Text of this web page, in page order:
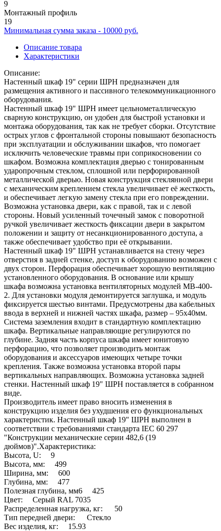
9
Монтажный профиль
19
Минимальная сумма заказа - 10000 руб.
Описание товара
Характеристики
Описание:
Настенный шкаф 19" серии ШРН предназначен для
размещения активного и пассивного телекоммуникационного
оборудования.
Настенный шкаф 19" ШРН имеет цельнометаллическую
сварную конструкцию, он удобен для быстрой установки и
монтажа оборудования, так как не требует сборки. Отсутствие
острых углов с фронтальной стороны повышают безопасность
при эксплуатации и обслуживании шкафов, что помогает
исключить человеческие травмы при соприкосновении со
шкафом. Возможна комплектация дверью с тонированным
ударопрочным стеклом, сплошной или перфорированной
металлической дверью. Новая конструкция стеклянной двери
с механическим креплением стекла увеличивает её жесткость,
и обеспечивает легкую замену стекла при его повреждении.
Возможна установка двери, как с правой, так и с левой
стороны. Новый усиленный точечный замок с поворотной
ручкой увеличивает жесткость фиксации двери в закрытом
положении и защиту от несанкционированного доступа, а
также обеспечивает удобство при её открывании.
Настенный шкаф 19" ШРН устанавливается на стену через
отверстия в задней стенке, доступ к оборудованию возможен с
двух сторон. Перфорация обеспечивает хорошую вентиляцию
установленного оборудования. В основание или крышу
шкафа возможна установка вентиляторных модулей МВ-400-
2. Для установки модуля демонтируется заглушка, и модуль
фиксируется шестью винтами. Предусмотрены два кабельных
ввода в верхней и нижней частях шкафа, размер – 95х40мм.
Система заземления входит в стандартную комплектацию
шкафа. Вертикальные направляющие регулируются по
глубине. Задняя часть корпуса шкафа имеет юнитовую
перфорацию, что позволяет производить монтаж
оборудования и аксессуаров имеющих четыре точки
крепления. Также возможна установка второй пары
вертикальных направляющих. Возможна установка задней
стенки. Настенный шкаф 19" ШРН поставляется в собранном
виде.
Производитель имеет право вносить изменения в
конструкцию изделия без ухудшения его функциональных
характеристик. Настенный шкаф 19" ШРН выполнен в
соответствии с требованиями стандарта IEC 60 297
"Конструкции механические серии 482,6 (19
дюймов)".Характеристика:
Высота, U: 9
Высота, мм: 499
Ширина, мм: 600
Глубина, мм: 477
Полезная глубина, мм6 425
Цвет: Серый RAL 7035
Распределенная нагрузка, кг: 50
Тип передней двери: Стекло
Вес изделия, кг: 15.93